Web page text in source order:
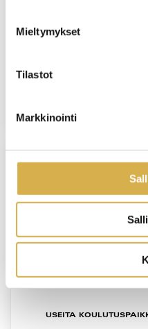
Mieltymykset
Tilastot
Markkinointi
USEITA
Trukkiajotaidot 3
USEITA